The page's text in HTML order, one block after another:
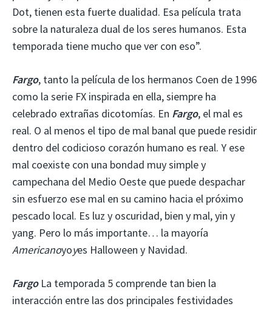
Dot, tienen esta fuerte dualidad. Esa película trata
sobre la naturaleza dual de los seres humanos. Esta
temporada tiene mucho que ver con eso”.
Fargo, tanto la película de los hermanos Coen de 1996
como la serie FX inspirada en ella, siempre ha
celebrado extrañas dicotomías. En Fargo, el mal es
real. O al menos el tipo de mal banal que puede residir
dentro del codicioso corazón humano es real. Y ese
mal coexiste con una bondad muy simple y
campechana del Medio Oeste que puede despachar
sin esfuerzo ese mal en su camino hacia el próximo
pescado local. Es luz y oscuridad, bien y mal, yin y
yang. Pero lo más importante… la mayoría
Americanoyoyes Halloween y Navidad.
FargoLa temporada 5 comprende tan bien la
interacción entre las dos principales festividades